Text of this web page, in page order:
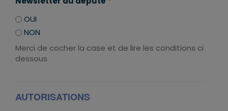
OUI
NON
Merci de cocher la case et de lire les conditions ci
dessous
AUTORISATIONS